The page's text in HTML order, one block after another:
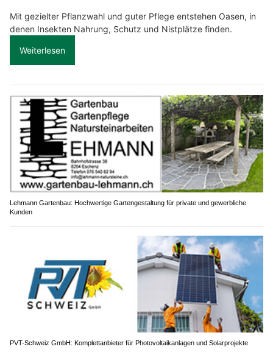
Mit gezielter Pflanzwahl und guter Pflege entstehen Oasen, in
denen Insekten Nahrung, Schutz und Nistplätze finden.
Weiterlesen
Lehmann Gartenbau: Hochwertige Gartengestaltung für private und gewerbliche
Kunden
PVT-Schweiz GmbH: Komplettanbieter für Photovoltaikanlagen und Solarprojekte